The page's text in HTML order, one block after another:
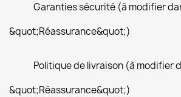
Garanties sécurité (à modifier
&quot;Réassurance&quot;)
Politique de livraison (à modifier
&quot;Réassurance&quot;)